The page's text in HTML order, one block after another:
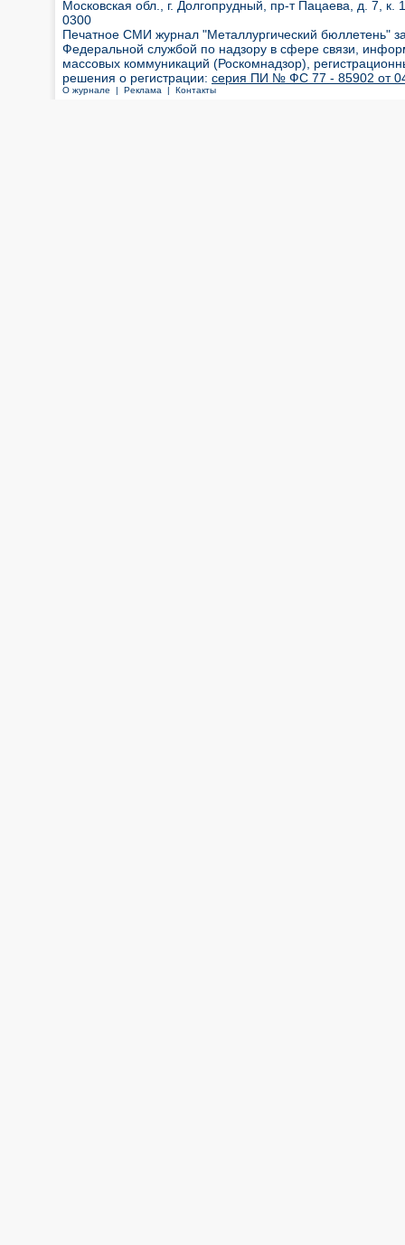
Московская обл., г. Долгопрудный, пр-т Пацаева, д. 7,
0300
Печатное СМИ журнал "Металлургический бюллетень"
Федеральной службой по надзору в сфере связи,
массовых коммуникаций (Роскомнадзор),
решения о регистрации: серия ПИ № ФС 77 - 85902 от 04
О журнале | Реклама | Контакты